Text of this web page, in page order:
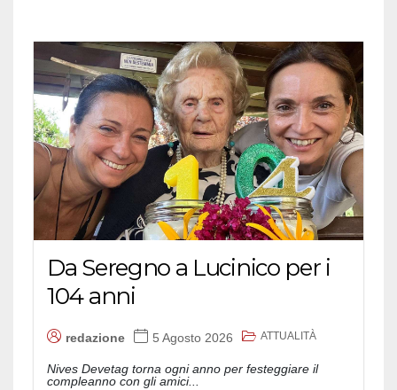
Da Seregno a Lucinico per i
104 anni
redazione 5 Agosto 2026 ATTUALITÀ
Nives Devetag torna ogni anno per festeggiare il
compleanno con gli amici...